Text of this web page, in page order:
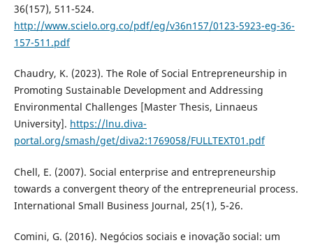
36(157), 511-524.
http://www.scielo.org.co/pdf/eg/v36n157/0123-5923-eg-36-
157-511.pdf
Chaudry, K. (2023). The Role of Social Entrepreneurship in
Promoting Sustainable Development and Addressing
Environmental Challenges [Master Thesis, Linnaeus
University]. https://lnu.diva-
portal.org/smash/get/diva2:1769058/FULLTEXT01.pdf
Chell, E. (2007). Social enterprise and entrepreneurship
towards a convergent theory of the entrepreneurial process.
International Small Business Journal, 25(1), 5-26.
Comini, G. (2016). Negócios sociais e inovação social: um